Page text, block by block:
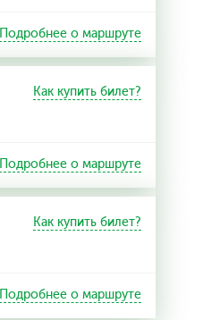
Подробнее о маршруте
Как купить билет?
Подробнее о маршруте
Как купить билет?
Подробнее о маршруте